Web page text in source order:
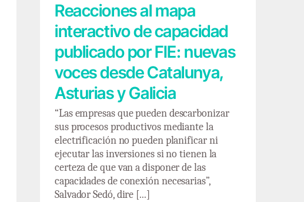
Reacciones al mapa
interactivo de capacidad
publicado por FIE: nuevas
voces desde Catalunya,
Asturias y Galicia
“Las empresas que pueden descarbonizar
sus procesos productivos mediante la
electrificación no pueden planificar ni
ejecutar las inversiones si no tienen la
certeza de que van a disponer de las
capacidades de conexión necesarias”,
Salvador Sedó, dire [...]